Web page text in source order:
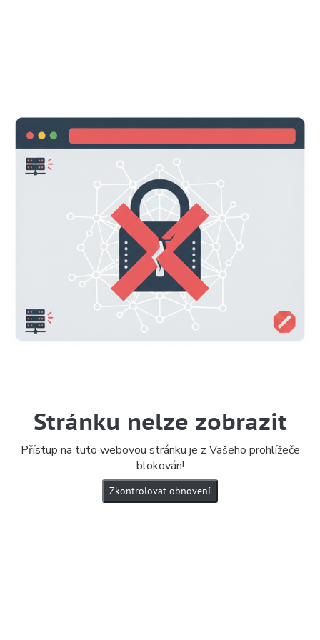
Stránku nelze zobrazit
Přístup na tuto webovou stránku je z Vašeho prohlížeče
blokován!
Zkontrolovat obnovení